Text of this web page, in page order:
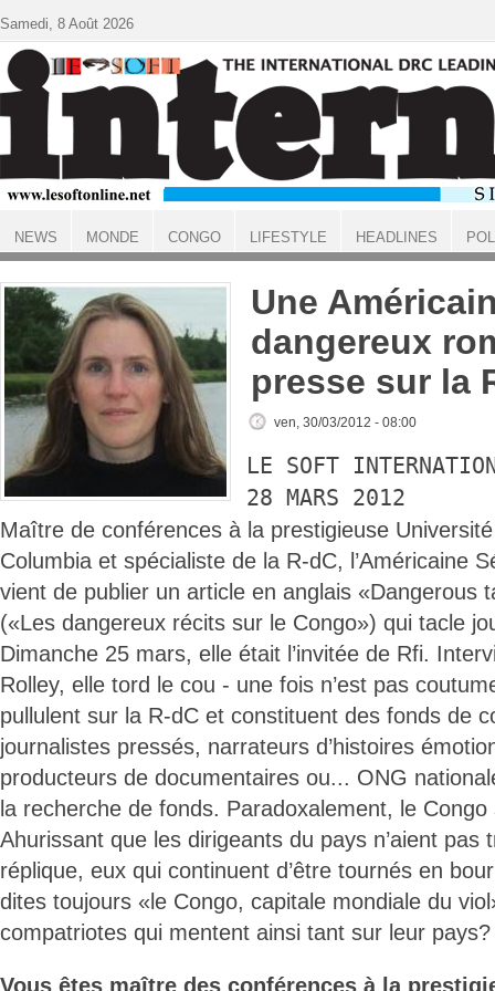
ACCUEIL
Une
dangereux
presse sur la
ven, 30/03/2012 - 08:00
LE SOFT
28 MARS 2012
Maître de conférences à la prestigieuse
Columbia et spécialiste de la R-dC, l’Américaine
vient de publier un article en anglais «Dangerous
(«Les dangereux récits sur le Congo») qui tacle
Dimanche 25 mars, elle était l’invitée de Rfi.
Rolley, elle tord le cou - une fois n’est pas
pullulent sur la R-dC et constituent des fonds de
journalistes pressés, narrateurs d’histoires
producteurs de documentaires ou... ONG
la recherche de fonds. Paradoxalement, le
Ahurissant que les dirigeants du pays n’aient pas
réplique, eux qui continuent d’être tournés en
dites toujours «le Congo, capitale mondiale du
compatriotes qui mentent ainsi tant sur leur
Vous êtes maître des conférences à la
Samedi, 8 Août 2026
NEWS MONDE CONGO LIFESTYLE HEADLINES